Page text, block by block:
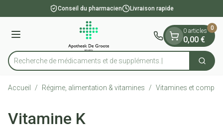
Aller au contenu
1 de 1Conseil du pharmacien Livraison rapide
Menu
Rechercher
Recherche de médicament
0 articles
0,00 €
0
Accueil / Régime, alimentation & vitamines / Vitamines et
Vitamine K